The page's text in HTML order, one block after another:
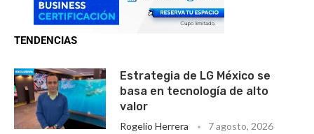
TENDENCIAS
Estrategia de LG México se
basa en tecnología de alto
valor
Rogelio Herrera 7 agosto, 2026